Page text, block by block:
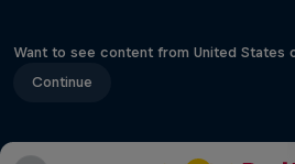
Want to see content from United States
Continue